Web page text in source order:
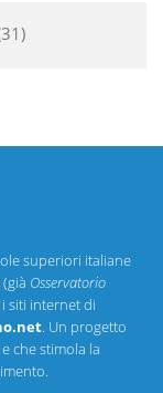
31
superiori italiane
(già Osservatorio
siti internet di
. Un progetto
che stimola la